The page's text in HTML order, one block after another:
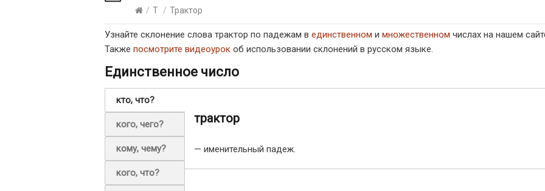
/ Т / Трактор
Узнайте склонение слова трактор по падежам в единственном и множественном числах на нашем
Также посмотрите видеоурок об использовании склонений в русском языке.
Единственное число
кто, что?
кого, чего?
кому, чему?
кого, что?
трактор
— именительный падеж.